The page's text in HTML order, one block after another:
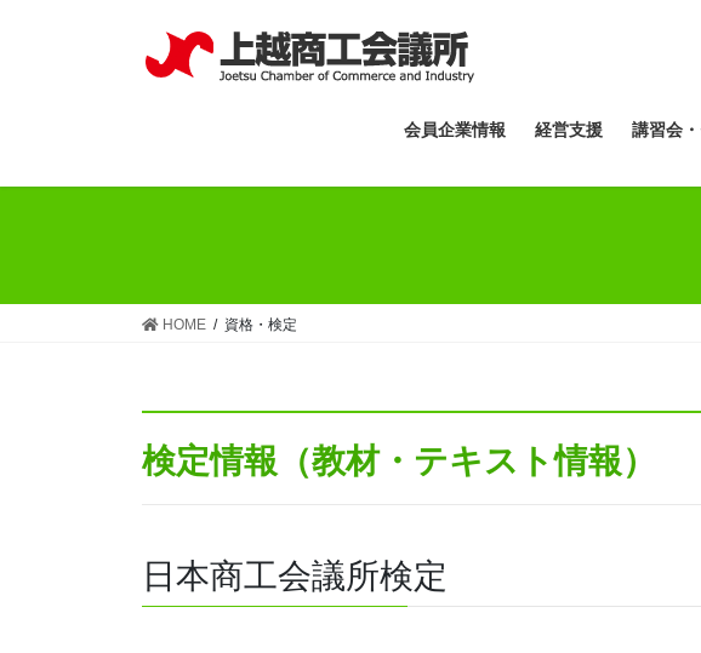
ス
ン
会員企業情報 経営支援 講習会
HOME 資格・検定
検定情報 （教材・テキスト情報）
日本商工会議所検定